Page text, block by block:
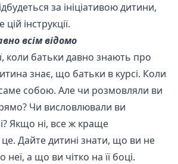
за ініціативою дитини,
інструкції.
всім відомо
коли батьки давно знають про
знає, що батьки в курсі. Коли
собою. Але чи розмовляли ви
Чи висловлювали ви
Якщо ні, все ж краще
Дайте дитині знати, що ви не
неї, а що ви чітко на її боці.